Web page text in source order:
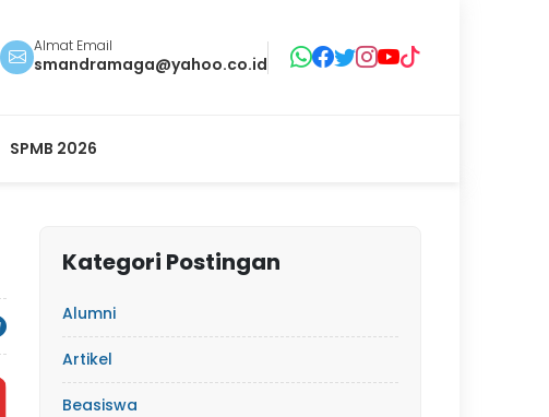
Almat Email
smandramaga@yahoo.co.id
SPMB 2026
Kategori Postingan
Alumni
Artikel
Beasiswa